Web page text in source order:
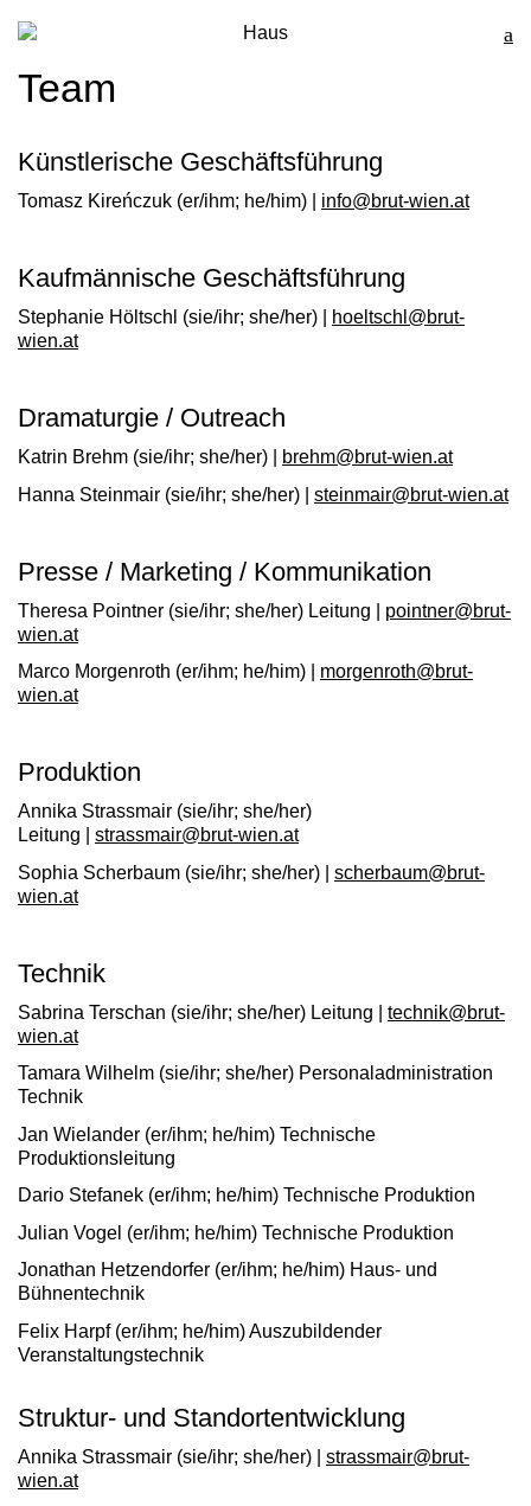
Haus
Team
Künstlerische Geschäftsführung
Tomasz Kireńczuk (er/ihm; he/him) | info@brut-wien.at
Kaufmännische Geschäftsführung
Stephanie Höltschl (sie/ihr; she/her) |
hoeltschl@brut-
wien.at
Dramaturgie / Outreach
Katrin Brehm (sie/ihr; she/her) |
brehm@brut-wien.at
Hanna Steinmair (sie/ihr; she/her) | steinmair@brut-wien.at
Presse / Marketing / Kommunikation
Theresa Pointner (sie/ihr; she/her) Leitung | pointner@brut-
wien.at
Marco Morgenroth (er/ihm; he/him) | morgenroth@brut-
wien.at
Produktion
Annika Strassmair (sie/ihr; she/her)
Leitung | strassmair@brut-wien.at
Sophia Scherbaum (sie/ihr; she/her) | scherbaum@brut-
wien.at
Technik
Sabrina Terschan (sie/ihr; she/her) Leitung | technik@brut-
wien.at
Tamara Wilhelm (sie/ihr; she/her) Personaladministration
Technik
Jan Wielander (er/ihm; he/him) Technische
Produktionsleitung
Dario Stefanek (er/ihm; he/him) Technische Produktion
Julian Vogel (er/ihm; he/him) Technische Produktion
Jonathan Hetzendorfer (er/ihm; he/him) Haus- und
Bühnentechnik
Felix Harpf(er/ihm; he/him) Auszubildender
Veranstaltungstechnik
Struktur- und Standortentwicklung
Annika Strassmair (sie/ihr; she/her) | strassmair@brut-
wien.at